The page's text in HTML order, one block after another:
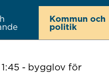
Kommun och
politik
1:45 - bygglov för